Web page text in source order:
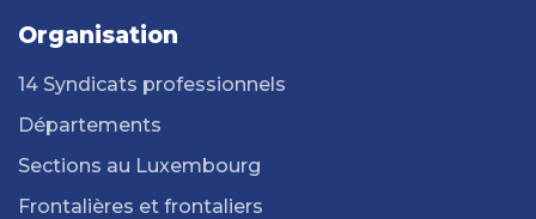
Organisation
14 Syndicats professionnels
Départements
Sections au Luxembourg
Frontalières et frontaliers